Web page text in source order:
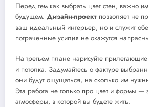
Перед тем как выбрать цвет стен, важно
будущем. Дизайн-проект позволяет не
ваш идеальный интерьер, но и служит
потраченные усилия не окажутся
На третьем плане нарисуйте
и потолка. Задумайтесь о фактуре
они будут ощущаться, на сколько им
Эта работа не только про цвет и формы —
атмосферы, в которой вы будете жить.